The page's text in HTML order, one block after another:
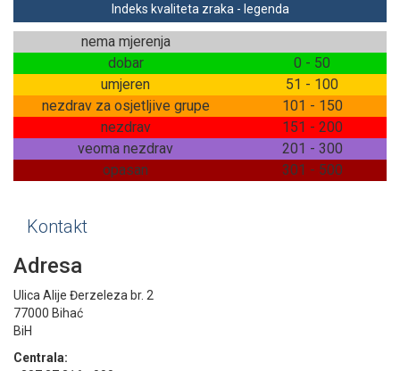
Indeks kvaliteta zraka - legenda
nema mjerenja
dobar
0 - 50
umjeren
51 - 100
nezdrav za osjetljive grupe
101 - 150
nezdrav
151 - 200
veoma nezdrav
201 - 300
opasan
301 - 500
Kontakt
Adresa
Ulica Alije Đerzeleza br. 2
77000 Bihać
BiH
Centrala: